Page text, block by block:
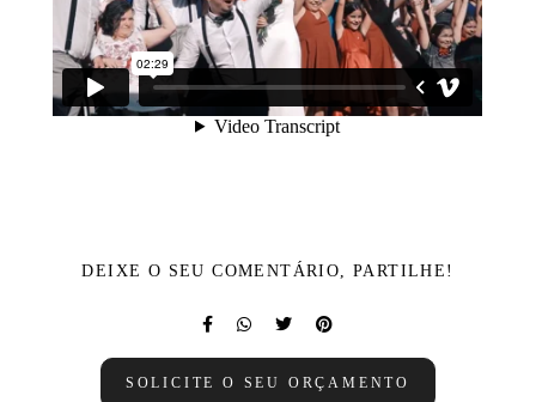
DEIXE O SEU COMENTÁRIO, PARTILHE!
SOLICITE O SEU ORÇAMENTO